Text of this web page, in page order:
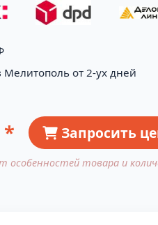
Мелитополь от 2-ух дней
Запросить
особенностей товара и